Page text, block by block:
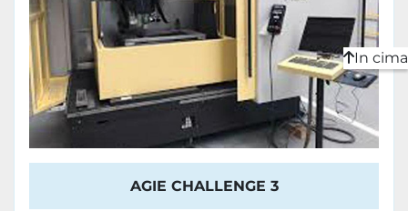
AGIE CHALLENGE 3
In cima